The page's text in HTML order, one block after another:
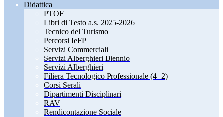
Didattica
PTOF
Libri di Testo a.s. 2025-2026
Tecnico del Turismo
Percorsi IeFP
Servizi Commerciali
Servizi Alberghieri Biennio
Servizi Alberghieri
Filiera Tecnologico Professionale (4+2)
Corsi Serali
Dipartimenti Disciplinari
RAV
Rendicontazione Sociale